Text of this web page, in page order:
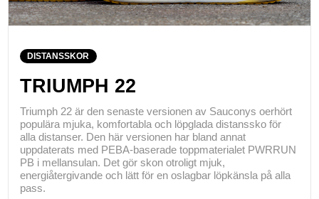
DISTANSSKOR
TRIUMPH 22
Triumph 22 är den senaste versionen av Sauconys oerhört
populära mjuka, komfortabla och löpglada distanssko för
alla distanser. Den här versionen har bland annat
uppdaterats med PEBA-baserade toppmaterialet PWRRUN
PB i mellansulan. Det gör skon otroligt mjuk,
energiåtergivande och lätt för en oslagbar löpkänsla på alla
pass.